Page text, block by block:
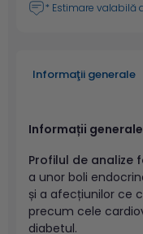
* Estimare valabilă
Informaţii generale
Informații
Profilul de analize
a unor boli
și a afecțiunilor ce
precum cele
diabetul.